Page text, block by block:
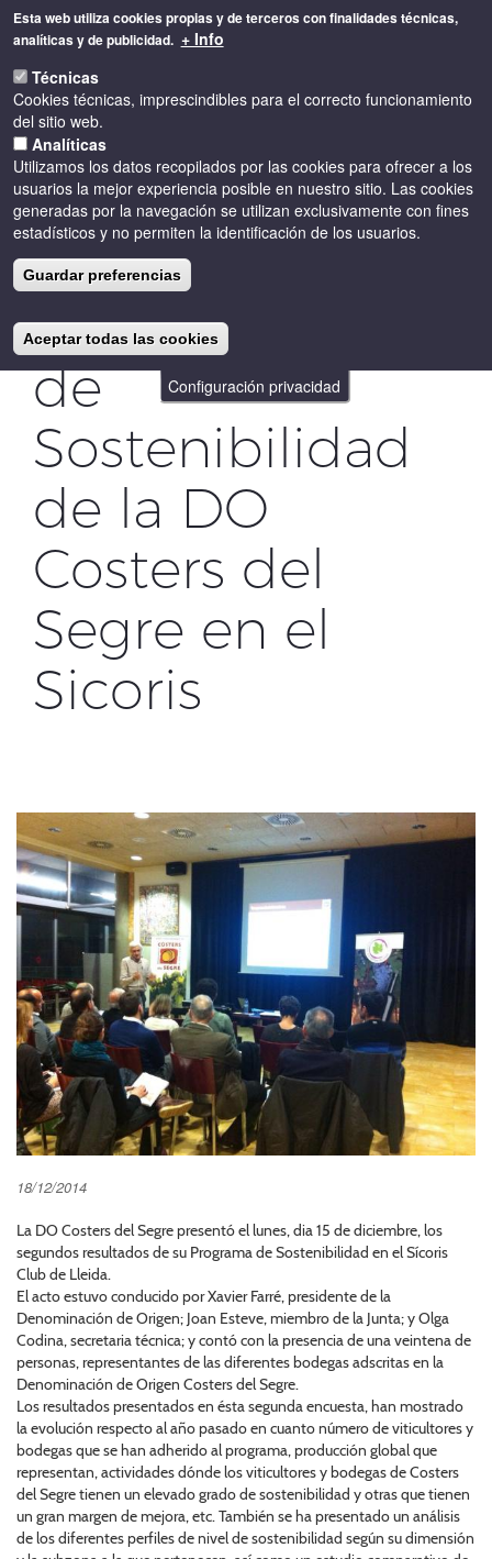
Configuración privacidad
Esta web utiliza cookies propias y de terceros con finalidades técnicas,
analíticas y de publicidad. + Info
Técnicas
Cookies técnicas, imprescindibles para el correcto funcionamiento
del sitio web.
Analíticas
Utilizamos los datos recopilados por las cookies para ofrecer a los
usuarios la mejor experiencia posible en nuestro sitio. Las cookies
generadas por la navegación se utilizan exclusivamente con fines
estadísticos y no permiten la identificación de los usuarios.
Guardar preferencias
Aceptar todas las cookies
Pasar
principal
Presentación
del Programa
de
Sostenibilidad
de la DO
Costers del
Segre en el
Sicoris
18/12/2014
La DO Costers del Segre presentó el lunes, dia 15 de diciembre, los
segundos resultados de su Programa de Sostenibilidad en el Sícoris
Club de Lleida.
El acto estuvo conducido por Xavier Farré, presidente de la
Denominación de Origen; Joan Esteve, miembro de la Junta; y Olga
Codina, secretaria técnica; y contó con la presencia de una veintena de
personas, representantes de las diferentes bodegas adscritas en la
Denominación de Origen Costers del Segre.
Los resultados presentados en ésta segunda encuesta, han mostrado
la evolución respecto al año pasado en cuanto número de viticultores y
bodegas que se han adherido al programa, producción global que
representan, actividades dónde los viticultores y bodegas de Costers
del Segre tienen un elevado grado de sostenibilidad y otras que tienen
un gran margen de mejora, etc. También se ha presentado un análisis
de los diferentes perfiles de nivel de sostenibilidad según su dimensión